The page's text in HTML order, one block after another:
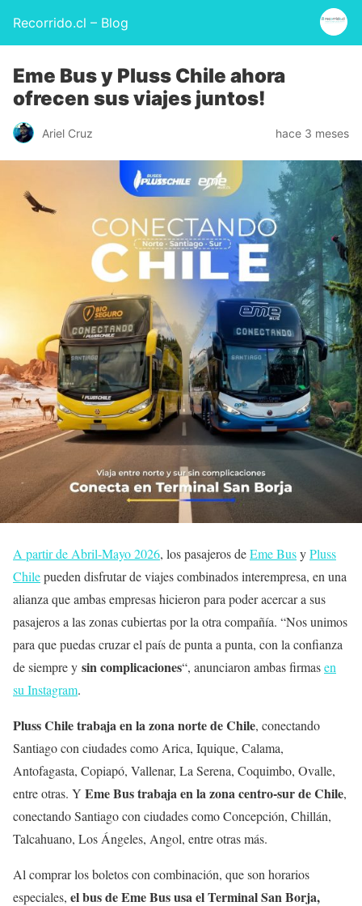
Recorrido.cl – Blog
Eme Bus y Pluss Chile ahora
ofrecen sus viajes juntos!
Ariel Cruz hace 3 meses
A partir de Abril-Mayo 2026, los pasajeros deEme BusyPluss
Chilepueden disfrutar de viajes combinados interempresa, en una
alianza que ambas empresas hicieron para poder acercar a sus
pasajeros a las zonas cubiertas por la otra compañía. “Nos unimos
para que puedas cruzar el país de punta a punta, con la confianza
de siempre y sin complicaciones“, anunciaron ambas firmasen
su Instagram.
Pluss Chile trabaja en la zona norte de Chile, conectando
Santiago con ciudades como Arica, Iquique, Calama,
Antofagasta, Copiapó, Vallenar, La Serena, Coquimbo, Ovalle,
entre otras. Y Eme Bus trabaja en la zona centro-sur de Chile,
conectando Santiago con ciudades como Concepción, Chillán,
Talcahuano, Los Ángeles, Angol, entre otras más.
Al comprar los boletos con combinación, que son horarios
especiales, el bus de Eme Bus usa el Terminal San Borja,